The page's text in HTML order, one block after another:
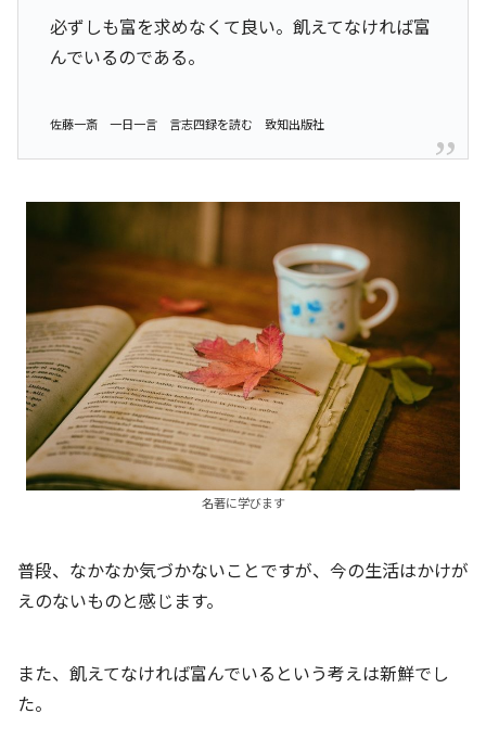
必ずしも富を求めなくて良い。飢えてなければ富
んでいるのである。
佐藤一斎 一日一言 言志四録を読む 致知出版社
名著に学びます
普段、なかなか気づかないことですが、今の生活はかけが
えのないものと感じます。
また、飢えてなければ富んでいるという考えは新鮮でし
た。